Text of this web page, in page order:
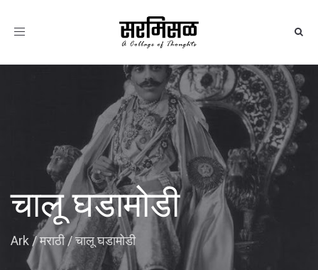
Toggle
चालू घडामोडी
Ark /मराठी/चालू घडामोडी